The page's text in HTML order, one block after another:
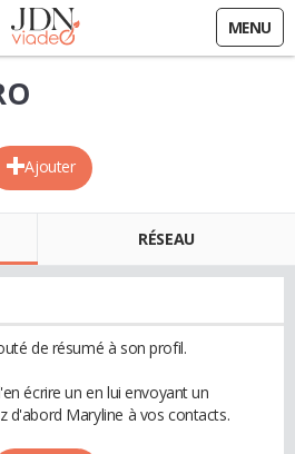
MENU
Ajouter
RÉSEAU
de résumé à son profil.
écrire un en lui envoyant un
d'abord Maryline à vos contacts.